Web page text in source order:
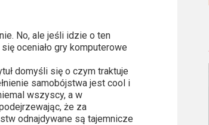
No, ale jeśli idzie o ten
oceniało gry komputerowe
domyśli się o czym traktuje
samobójstwa jest cool i
wszyscy, a w
że za
odnajdywane są tajemnicze